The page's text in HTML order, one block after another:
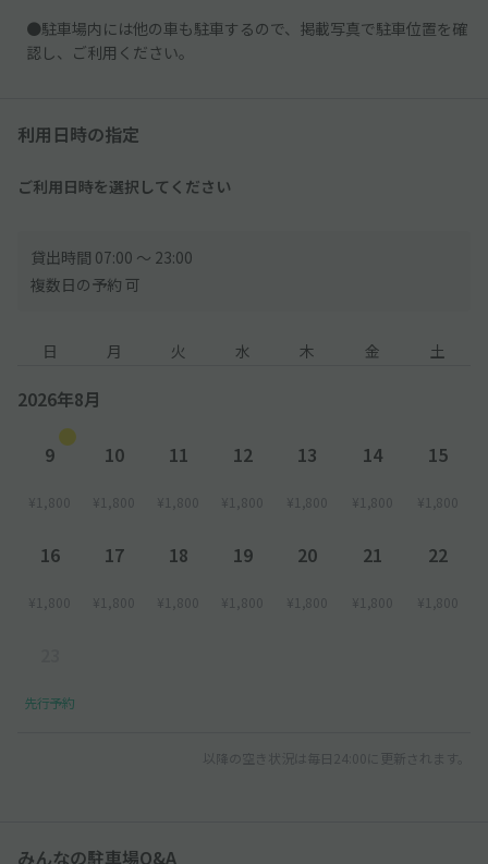
●駐車場内には他の車も駐車するので、掲載写真で駐車位置を確
認し、ご利用ください。
利用日時の指定
ご利用日時を選択してください
貸出時間 07:00 〜 23:00
複数日の予約 可
日 月 火 水 木 金 土
2026年8月
9
¥1,800
10
¥1,800
11
¥1,800
12
¥1,800
13
¥1,800
14
¥1,800
15
¥1,800
16
¥1,800
17
¥1,800
18
¥1,800
19
¥1,800
20
¥1,800
21
¥1,800
22
¥1,800
先行予約
以降の空き状況は毎日24:00に更新されます。
みんなの駐車場Q&A